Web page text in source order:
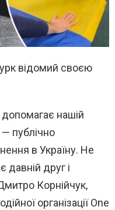
відомий своєю
нашій
публічно
в Україну. Не
давній друг і
Корнійчук,
організації One